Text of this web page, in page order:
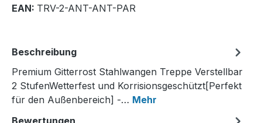
EAN: TRV-2-ANT-ANT-PAR
Beschreibung
Premium Gitterrost Stahlwangen Treppe Verstellbar
2 StufenWetterfest und Korrisionsgeschützt[Perfekt
für den Außenbereich] -… Mehr